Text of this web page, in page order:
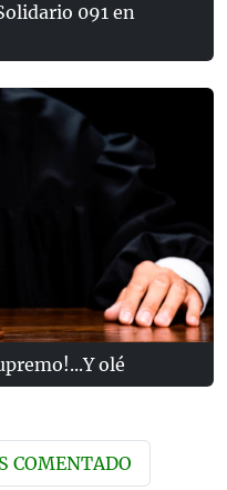
091 en
olé
COMENTADO